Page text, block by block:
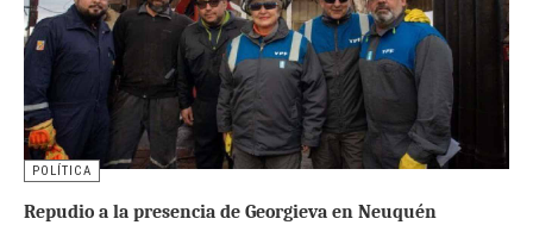
POLÍTICA
Repudio a la presencia de Georgieva en Neuquén